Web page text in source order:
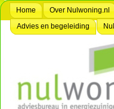
Home Over Nulwoning.nl
Advies en begeleiding